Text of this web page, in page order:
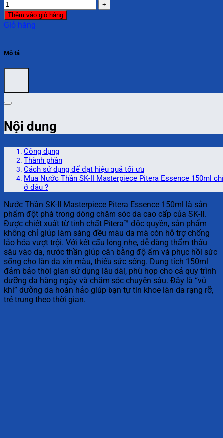
Thêm vào giỏ hàng
Giỏ hàng
Mô tả
Nội dung
Công dụng
Thành phần
Cách sử dụng để đạt hiệu quả tối ưu
Mua Nước Thần SK-II Masterpiece Pitera Essence 150ml
ở đâu ?
Nước Thần SK-II Masterpiece Pitera Essence 150ml là sản
phẩm đột phá trong dòng chăm sóc da cao cấp của SK-II.
Được chiết xuất từ tinh chất Pitera™ độc quyền, sản phẩm
không chỉ giúp làm sáng đều màu da mà còn hỗ trợ chống
lão hóa vượt trội. Với kết cấu lỏng nhẹ, dễ dàng thẩm thấu
sâu vào da, nước thần giúp cân bằng độ ẩm và phục hồi sức
sống cho làn da xỉn màu, thiếu sức sống. Dung tích 150ml
đảm bảo thời gian sử dụng lâu dài, phù hợp cho cả quy trình
dưỡng da hàng ngày và chăm sóc chuyên sâu. Đây là “vũ
khí” dưỡng da hoàn hảo giúp bạn tự tin khoe làn da rạng rỡ,
trẻ trung theo thời gian.